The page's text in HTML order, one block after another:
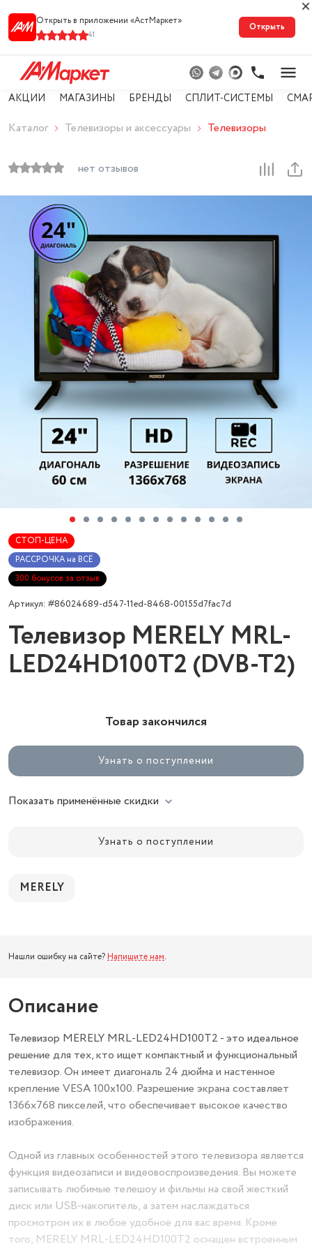
Открыть в приложении «АстМарке‪т‬»
41
Открыть
АКЦИИ МАГАЗИНЫ БРЕНДЫ СПЛИТ-СИСТЕМЫ
Каталог Телевизоры и аксессуары Телевизоры
нет отзывов
СТОП-ЦЕНА
РАССРОЧКА на ВСЁ
300 бонусов за отзыв
Артикул: #86024689-d547-11ed-8468-00155d7fac7d
Телевизор MERELY MRL-
LED24HD100T2 (DVB-T2)
Товар закончился
Узнать о поступлении
Показать применённые скидки
Узнать о поступлении
MERELY
Нашли ошибку на сайте? Напишите нам.
Описание
Телевизор MERELY MRL-LED24HD100T2 - это идеальное
решение для тех, кто ищет компактный и функциональный
телевизор. Он имеет диагональ 24 дюйма и настенное
крепление VESA 100x100. Разрешение экрана составляет
1366x768 пикселей, что обеспечивает высокое качество
изображения.
Одной из главных особенностей этого телевизора является
функция видеозаписи и видеовоспроизведения. Вы можете
записывать любимые телешоу и фильмы на свой жесткий
диск или USB-накопитель, а затем наслаждаться
просмотром их в любое удобное для вас время. Кроме
того, MERELY MRL-LED24HD100T2 оснащен встроенным